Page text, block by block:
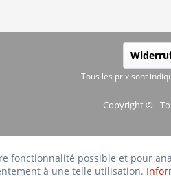
Tous les prix sont
Copyright © -
fonctionnalité possible et pour
à une telle utilisation.